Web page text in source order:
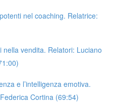
nel coaching. Relatrice:
nella vendita. Relatori: Luciano
e l’intelligenza emotiva.
Cortina (69:54)